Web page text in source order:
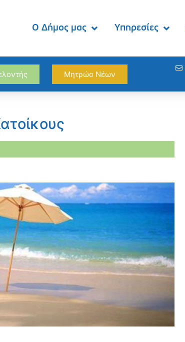
Ο Δήμος μας Υπηρεσίες
Μητρώο Νέων